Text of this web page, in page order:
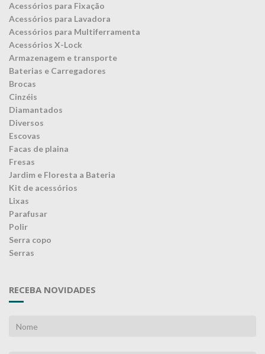
Acessórios para Fixação
Acessórios para Lavadora
Acessórios para Multiferramenta
Acessórios X-Lock
Armazenagem e transporte
Baterias e Carregadores
Brocas
Cinzéis
Diamantados
Diversos
Escovas
Facas de plaina
Fresas
Jardim e Floresta a Bateria
Kit de acessórios
Lixas
Parafusar
Polir
Serra copo
Serras
RECEBA NOVIDADES